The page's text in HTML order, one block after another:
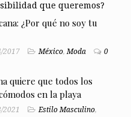
que queremos?
¿Por qué no soy tu
2017 México,Moda 0
quiere que todos los
en la playa
2021 Estilo Masculino,